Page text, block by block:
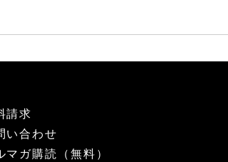
請求
い合わせ
マガ購読（無料）